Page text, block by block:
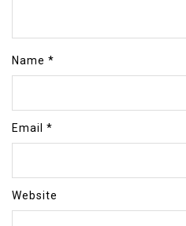
Name *
Email *
Website